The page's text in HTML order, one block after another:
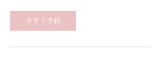
今すぐ予約